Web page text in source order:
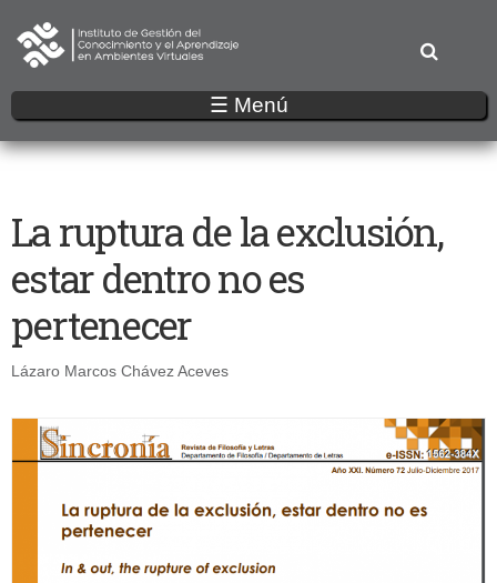
al
contenido
principal
☰ Menú
La ruptura de la exclusión,
estar dentro no es
pertenecer
Lázaro Marcos Chávez Aceves